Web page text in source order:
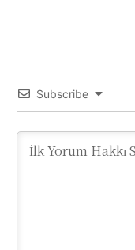
Subscribe